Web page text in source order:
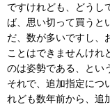
ですけれども、どうし
ば、思い切って買うと
だ、数が多いですし、
ことはできませんけれ
のは姿勢である、とい
それで、追加指定につ
れども数年前から、追